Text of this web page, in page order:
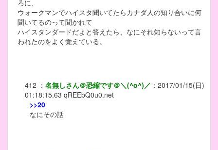
ろに、
ウォークマンでハイスタ聞いてたらカナダ人の知り合いに何
聞いてるのって聞かれて
ハイスタンダードだよと答えたら、なにそれ知らないって言
われたのをよく覚えている。
412 ： 名無しさん＠恐縮です＠＼(^o^)／ ： 2017/01/15(日)
01:18:15.63 qREEbQ0u0.net
>>20
なにその話